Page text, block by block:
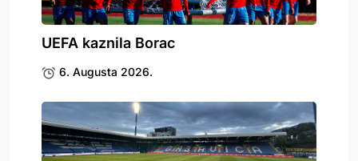
UEFA kaznila Borac
6. Augusta 2026.